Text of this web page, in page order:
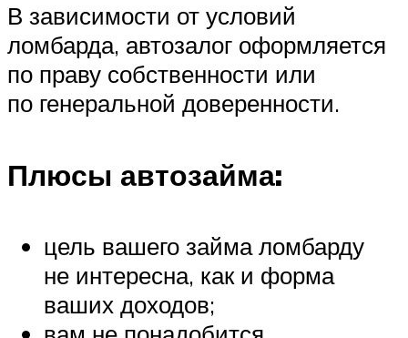
В зависимости от условий
ломбарда, автозалог оформляется
по праву собственности или
по генеральной доверенности.
Плюсы автозайма:
цель вашего займа ломбарду
не интересна, как и форма
ваших доходов;